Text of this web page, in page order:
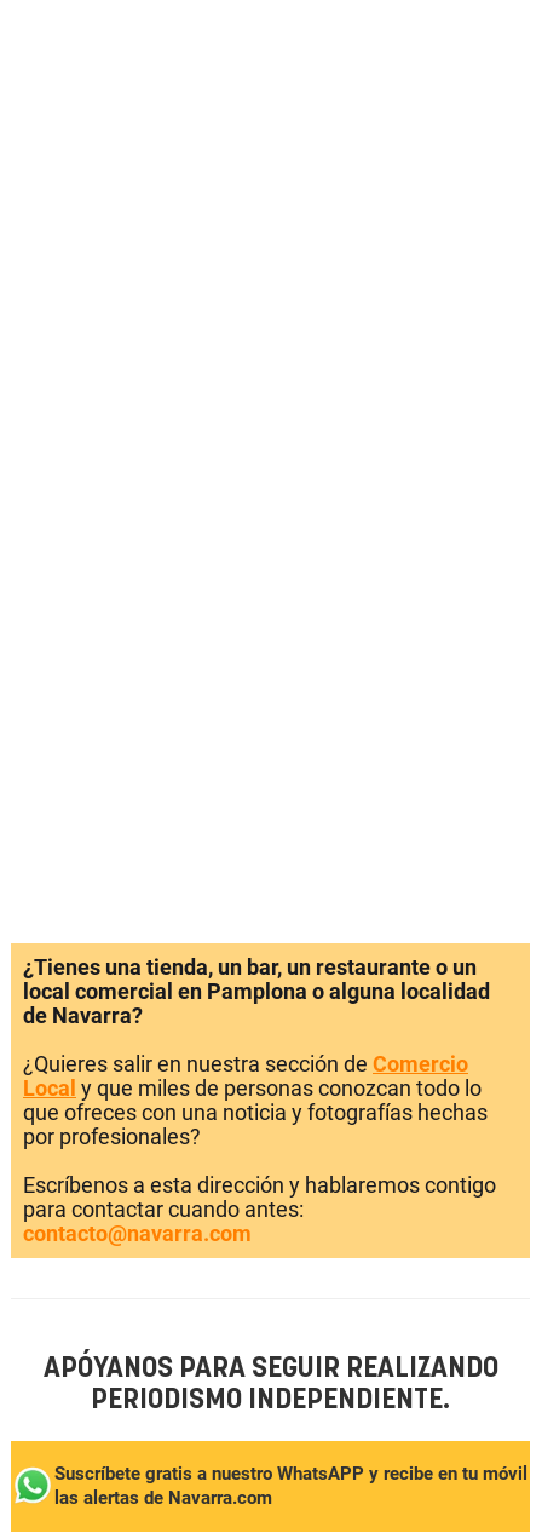
¿Tienes una tienda, un bar, un restaurante o un
local comercial en Pamplona o alguna localidad
de Navarra?
¿Quieres salir en nuestra sección de Comercio
Local y que miles de personas conozcan todo lo
que ofreces con una noticia y fotografías hechas
por profesionales?
Escríbenos a esta dirección y hablaremos contigo
para contactar cuando antes:
contacto@navarra.com
APÓYANOS PARA SEGUIR REALIZANDO
PERIODISMO INDEPENDIENTE.
Suscríbete gratis a nuestro WhatsAPP y recibe en tu móvil
las alertas de Navarra.com